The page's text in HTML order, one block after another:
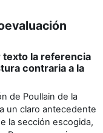
texto la referencia
contraria a la
de Poullain de la
un claro antecedente
la sección escogida,